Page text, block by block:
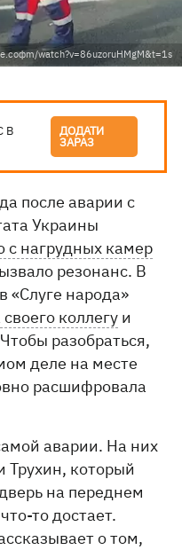
watch?v=86uzoruHMgM&t=1s
В ДОДАТИ
ЗАРАЗ
после аварии с
Украины
с нагрудных камер
резонанс. В
«Слуге народа»
коллегу и
разобраться,
деле на месте
расшифровала
аварии. На них
который
на переднем
то достает.
о том,